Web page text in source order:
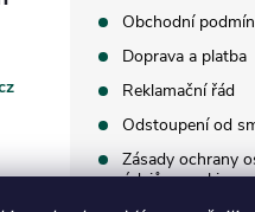
Obchodní
Doprava a platba
Reklamační řád
Odstoupení od
Zásady ochrany
údajů a cookies